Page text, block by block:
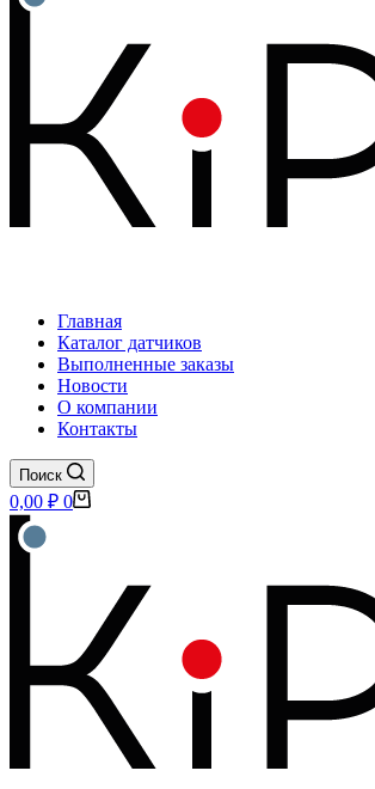
Главная
Каталог датчиков
Выполненные заказы
Новости
О компании
Контакты
Поиск
Корзина
0,00 ₽ 0